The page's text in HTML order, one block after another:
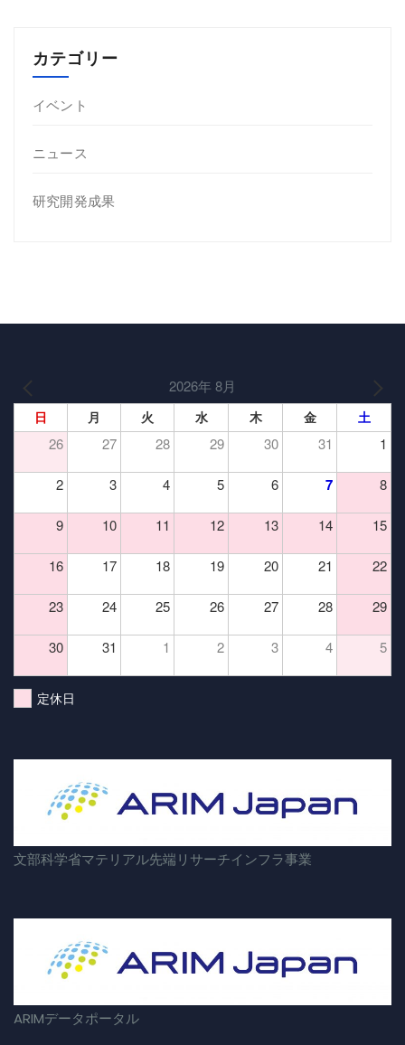
カテゴリー
イベント
ニュース
研究開発成果
2026年 8月
日 月 火 水 木 金 土
26 27 28 29 30 31 1
2 3 4 5 6 7 8
9 10 11 12 13 14 15
16 17 18 19 20 21 22
23 24 25 26 27 28 29
30 31 1 2 3 4 5
定休日
文部科学省マテリアル先端リサーチインフラ事業
ARIMデータポータル